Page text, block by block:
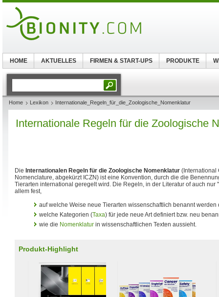
Home Lexikon Internationale_Regeln_für_die_Zoologische_Nomenklatur
Internationale Regeln für die Zoologische
Die Internationalen Regeln für die Zoologische Nomenklatur (International
Nomenclature, abgekürzt ICZN) ist eine Konvention, durch die die
Tierarten international geregelt wird. Die Regeln, in der Literatur of auch nur
allem fest,
auf welche Weise neue Tierarten wissenschaftlich benannt werden
welche Kategorien (Taxa) für jede neue Art definiert bzw. neu
wie die Nomenklatur in wissenschaftlichen Texten aussieht.
Produkt-Highlight
HOME AKTUELLES FIRMEN & START-UPS PRODUKTE